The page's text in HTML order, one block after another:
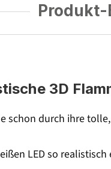
Produkt-
3D
schon durch ihre
LED so